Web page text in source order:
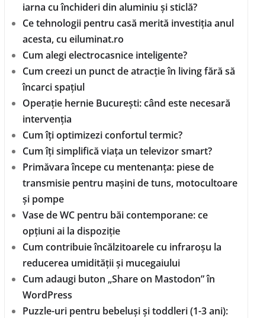
iarna cu închideri din aluminiu și sticlă?
Ce tehnologii pentru casă merită investiția anul
acesta, cu eiluminat.ro
Cum alegi electrocasnice inteligente?
Cum creezi un punct de atracție în living fără să
încarci spațiul
Operație hernie București: când este necesară
intervenția
Cum îți optimizezi confortul termic?
Cum îți simplifică viața un televizor smart?
Primăvara începe cu mentenanța: piese de
transmisie pentru mașini de tuns, motocultoare
și pompe
Vase de WC pentru băi contemporane: ce
opțiuni ai la dispoziție
Cum contribuie încălzitoarele cu infraroșu la
reducerea umidității și mucegaiului
Cum adaugi buton „Share on Mastodon” în
WordPress
Puzzle-uri pentru bebeluși și toddleri (1-3 ani):